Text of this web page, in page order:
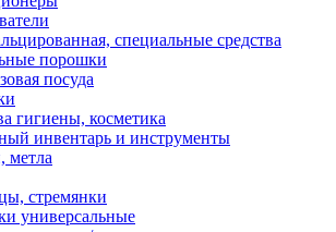
специальные средства
порошки
посуда
гигиены, косметика
инвентарь и инструменты
метла
стремянки
универсальные